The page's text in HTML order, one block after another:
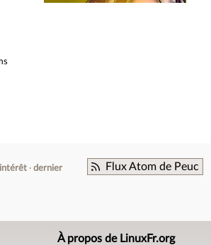
Flux Atom de Peuc
intérêt
dernier
À propos de LinuxFr.org